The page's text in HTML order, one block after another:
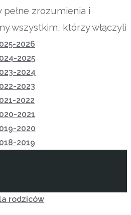
2026
2025
2024
2023
2022
2021
2020
2019
rodziców
pełne zrozumienia i
wszystkim, którzy włączyli
i wspólnie pokazali, że
i wsparcie.
Wychowawczy